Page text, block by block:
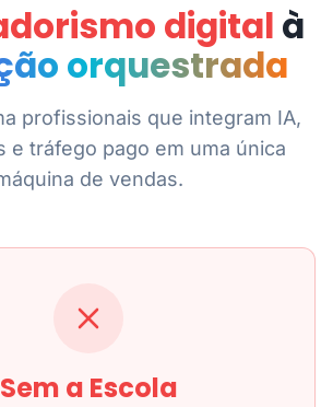
digital à
orquestrada
profissionais que integram IA,
e tráfego pago em uma única
de vendas.
Sem a Escola